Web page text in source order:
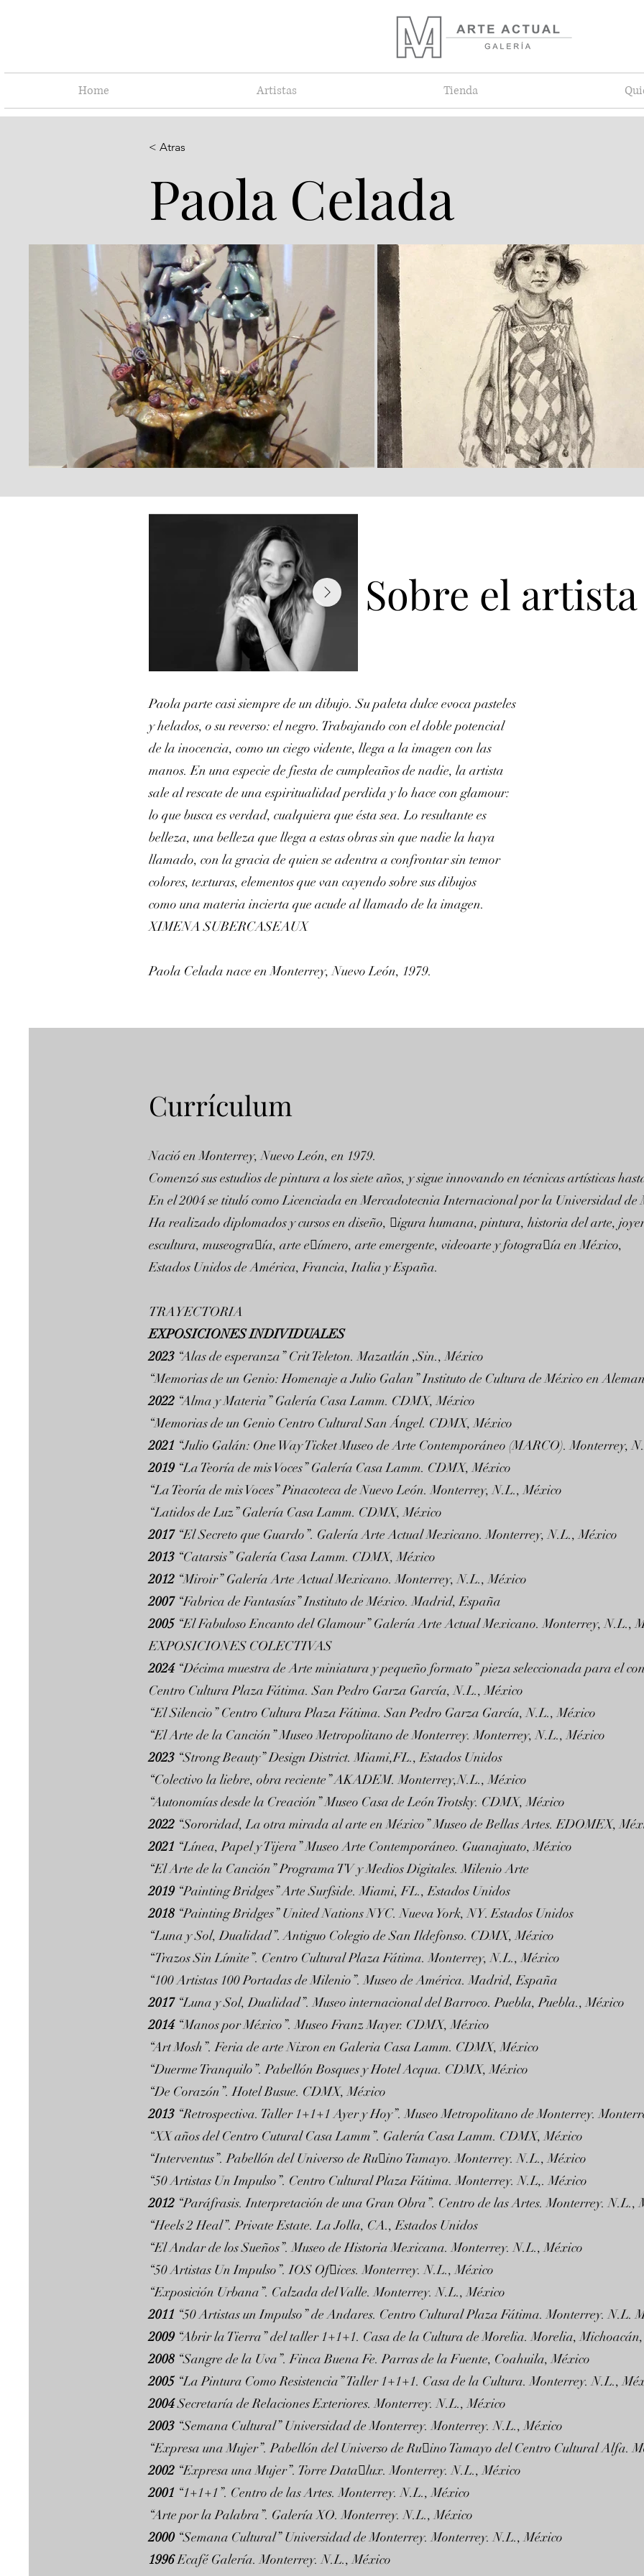
Home Artistas Tienda
< Atras
Paola Celada
Sobre el artista
Paola parte casi siempre de un dibujo. Su paleta dulce evoca pasteles
y helados, o su reverso: el negro. Trabajando con el doble potencial
de la inocencia, como un ciego vidente, llega a la imagen con las
manos. En una especie de fiesta de cumpleaños de nadie, la artista
sale al rescate de una espiritualidad perdida y lo hace con glamour:
lo que busca es verdad, cualquiera que ésta sea. Lo resultante es
belleza, una belleza que llega a estas obras sin que nadie la haya
llamado, con la gracia de quien se adentra a confrontar sin temor
colores, texturas, elementos que van cayendo sobre sus dibujos
como una materia incierta que acude al llamado de la imagen.
XIMENA SUBERCASEAUX
Paola Celada nace en Monterrey, Nuevo León, 1979.
Currículum
Nació en Monterrey, Nuevo León, en 1979.
Comenzó sus estudios de pintura a los siete años, y sigue innovando en técnicas artísticas
En el 2004 se tituló como Licenciada en Mercadotecnia Internacional por la Universidad de
Ha realizado diplomados y cursos en diseño, 􀏐igura humana, pintura, historia del arte,
escultura, museogra􀏐ía, arte e􀏐ímero, arte emergente, videoarte y fotogra􀏐ía en México,
Estados Unidos de América, Francia, Italia y España.
TRAYECTORIA
EXPOSICIONES INDIVIDUALES
2023 “Alas de esperanza” Crit Teleton. Mazatlán ,Sin., México
“Memorias de un Genio: Homenaje a Julio Galan” Instituto de Cultura de México en
2022 “Alma y Materia” Galería Casa Lamm. CDMX, México
“Memorias de un Genio Centro Cultural San Ángel. CDMX, México
2021 “Julio Galán: One Way Ticket Museo de Arte Contemporáneo (MARCO). Monterrey,
2019 “La Teoría de mis Voces” Galería Casa Lamm. CDMX, México
“La Teoría de mis Voces” Pinacoteca de Nuevo León. Monterrey, N.L., México
“Latidos de Luz” Galería Casa Lamm. CDMX, México
2017 “El Secreto que Guardo”. Galería Arte Actual Mexicano. Monterrey, N.L., México
2013 “Catarsis” Galería Casa Lamm. CDMX, México
2012 “Miroir” Galería Arte Actual Mexicano. Monterrey, N.L., México
2007 “Fabrica de Fantasías” Instituto de México. Madrid, España
2005 “El Fabuloso Encanto del Glamour” Galería Arte Actual Mexicano. Monterrey, N.L.,
EXPOSICIONES COLECTIVAS
2024 “Décima muestra de Arte miniatura y pequeño formato” pieza seleccionada para el
Centro Cultura Plaza Fátima. San Pedro Garza García, N.L., México
“El Silencio” Centro Cultura Plaza Fátima. San Pedro Garza García, N.L., México
“El Arte de la Canción” Museo Metropolitano de Monterrey. Monterrey, N.L., México
2023 “Strong Beauty” Design District. Miami,FL., Estados Unidos
“Colectivo la liebre, obra reciente” AKADEM. Monterrey,N.L., México
“Autonomías desde la Creación” Museo Casa de León Trotsky. CDMX, México
2022 “Sororidad, La otra mirada al arte en México” Museo de Bellas Artes. EDOMEX,
2021 “Línea, Papel y Tijera” Museo Arte Contemporáneo. Guanajuato, México
“El Arte de la Canción” Programa TV y Medios Digitales. Milenio Arte
2019 “Painting Bridges” Arte Surfside. Miami, FL., Estados Unidos
2018 “Painting Bridges” United Nations NYC. Nueva York, NY. Estados Unidos
“Luna y Sol, Dualidad”. Antiguo Colegio de San Ildefonso. CDMX, México
“Trazos Sin Límite”. Centro Cultural Plaza Fátima. Monterrey, N.L., México
“100 Artistas 100 Portadas de Milenio”. Museo de América. Madrid, España
2017“Luna y Sol, Dualidad”. Museo internacional del Barroco. Puebla, Puebla., México
2014 “Manos por México”. Museo Franz Mayer. CDMX, México
“Art Mosh”. Feria de arte Nixon en Galeria Casa Lamm. CDMX, México
“Duerme Tranquilo”. Pabellón Bosques y Hotel Acqua. CDMX, México
“De Corazón”. Hotel Busue. CDMX, México
2013 “Retrospectiva. Taller 1+1+1 Ayer y Hoy”. Museo Metropolitano de Monterrey.
“XX años del Centro Cutural Casa Lamm”. Galería Casa Lamm. CDMX, México
“Interventus”. Pabellón del Universo de Ru􀏐ino Tamayo. Monterrey. N.L., México
“50 Artistas Un Impulso”. Centro Cultural Plaza Fátima. Monterrey. N.L,. México
2012 “Paráfrasis. Interpretación de una Gran Obra”. Centro de las Artes. Monterrey. N.L.,
“Heels 2 Heal”. Private Estate. La Jolla, CA., Estados Unidos
“El Andar de los Sueños”. Museo de Historia Mexicana. Monterrey. N.L., México
“50 Artistas Un Impulso”. IOS Of􀏐ices. Monterrey. N.L., México
“Exposición Urbana”. Calzada del Valle. Monterrey. N.L., México
2011 “50 Artistas un Impulso” de Andares. Centro Cultural Plaza Fátima. Monterrey. N.L.
2009 “Abrir la Tierra” del taller 1+1+1. Casa de la Cultura de Morelia. Morelia,
2008 “Sangre de la Uva”. Finca Buena Fe. Parras de la Fuente, Coahuila, México
2005 “La Pintura Como Resistencia” Taller 1+1+1. Casa de la Cultura. Monterrey. N.L.,
2004Secretaría de Relaciones Exteriores. Monterrey. N.L., México
2003 “Semana Cultural” Universidad de Monterrey. Monterrey. N.L., México
“Expresa una Mujer”. Pabellón del Universo de Ru􀏐ino Tamayo del Centro Cultural Alfa.
2002 “Expresa una Mujer”. Torre Data􀏐lux. Monterrey. N.L., México
2001 “1+1+1”. Centro de las Artes. Monterrey. N.L., México
“Arte por la Palabra”. Galería XO. Monterrey. N.L., México
2000 “Semana Cultural” Universidad de Monterrey. Monterrey. N.L., México
1996Ecafé Galería. Monterrey. N.L., México